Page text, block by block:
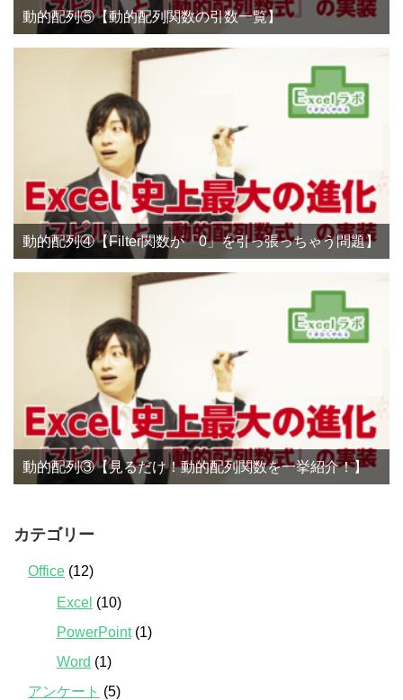
動的配列⑤【動的配列関数の引数一覧】
動的配列④【Filter関数が「0」を引っ張っちゃう問題】
動的配列③【見るだけ！動的配列関数を一挙紹介！】
カテゴリー
Office (12)
Excel (10)
PowerPoint(1)
Word (1)
アンケート (5)